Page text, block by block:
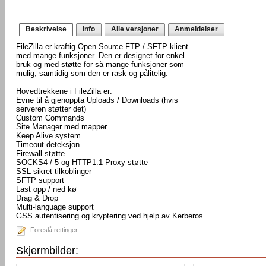
Beskrivelse Info Alle versjoner Anmeldelser
FileZilla er kraftig Open Source FTP / SFTP-klient
med mange funksjoner. Den er designet for enkel
bruk og med støtte for så mange funksjoner som
mulig, samtidig som den er rask og pålitelig.
Hovedtrekkene i FileZilla er:
Evne til å gjenoppta Uploads / Downloads (hvis
serveren støtter det)
Custom Commands
Site Manager med mapper
Keep Alive system
Timeout deteksjon
Firewall støtte
SOCKS4 / 5 og HTTP1.1 Proxy støtte
SSL-sikret tilkoblinger
SFTP support
Last opp / ned kø
Drag & Drop
Multi-language support
GSS autentisering og kryptering ved hjelp av Kerberos
Foreslå rettinger
Skjermbilder: